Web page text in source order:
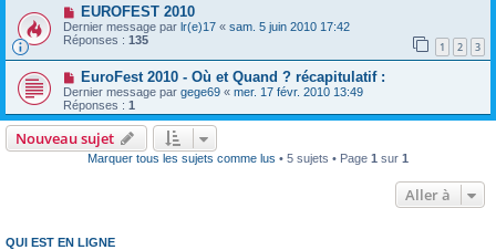
EUROFEST 2010
Dernier message par lr(e)17 « sam. 5 juin 2010 17:42
Réponses : 135 1 2 3
EuroFest 2010 - Où et Quand ? récapitulatif :
Dernier message par gege69 « mer. 17 févr. 2010 13:49
Réponses : 1
Nouveau sujet
Marquer tous les sujets comme lus • 5 sujets • Page 1 sur 1
Aller à
QUI EST EN LIGNE